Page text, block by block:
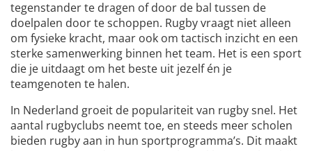
tegenstander te dragen of door de bal tussen de
doelpalen door te schoppen. Rugby vraagt niet alleen
om fysieke kracht, maar ook om tactisch inzicht en een
sterke samenwerking binnen het team. Het is een sport
die je uitdaagt om het beste uit jezelf én je
teamgenoten te halen.
In Nederland groeit de populariteit van rugby snel. Het
aantal rugbyclubs neemt toe, en steeds meer scholen
bieden rugby aan in hun sportprogramma’s. Dit maakt